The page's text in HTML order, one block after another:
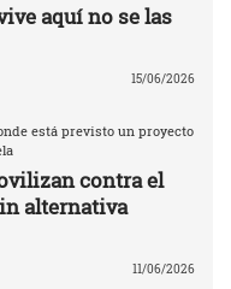
aquí no se las
15/06/2026
está previsto un proyecto
contra el
alternativa
11/06/2026